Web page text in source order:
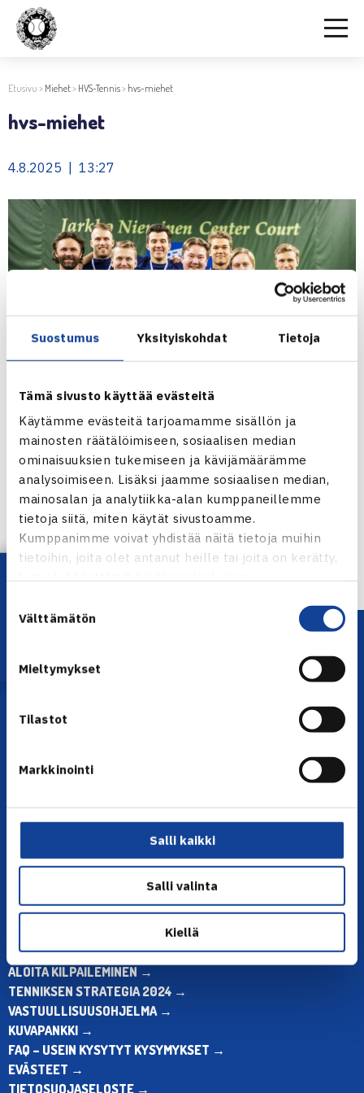
Suostumus Yksityiskohdat Tietoja
Tämä sivusto käyttää evästeitä
Käytämme evästeitä tarjoamamme sisällön ja
mainosten räätälöimiseen, sosiaalisen median
ominaisuuksien tukemiseen ja kävijämäärämme
analysoimiseen. Lisäksi jaamme sosiaalisen median,
mainosalan ja analytiikka-alan kumppaneillemme
tietoja siitä, miten käytät sivustoamme.
Kumppanimme voivat yhdistää näitä tietoja muihin
tietoihin, joita olet antanut heille tai joita on kerätty,
valinta
Välttämätön
Mieltymykset
Tilastot
Markkinointi
Salli kaikki
Salli valinta
Kiellä
Etusivu > Miehet> HVS-Tennis> hvs-miehet
hvs-miehet
4.8.2025 | 13:27
Jaa:
← Edellinen
Lataa OmaTennis!
Puh. 010 574 3959
Toimiston puhelinajat:
Muina aikoina olkaa yhteydessä
sähköpostitse: toimisto@tennis.fi
KAIKKI YHTEYSTIEDOT →
ALOITA HARRASTUS →
ALOITA KILPAILEMINEN →
TENNIKSEN STRATEGIA 2024 →
VASTUULLISUUSOHJELMA →
KUVAPANKKI →
FAQ – USEIN KYSYTYT KYSYMYKSET →
EVÄSTEET →
TIETOSUOJASELOSTE →